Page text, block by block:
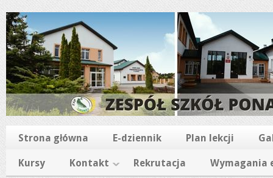
Strona główna E-dziennik Plan lekcji
Kursy Kontakt Rekrutacja Wymagania